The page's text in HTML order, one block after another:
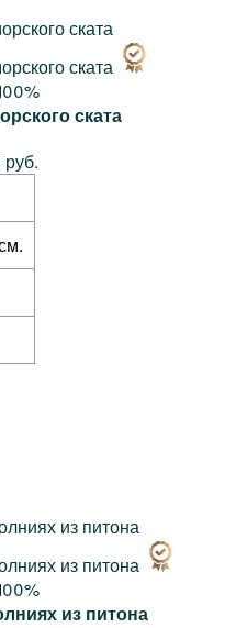
ската
из питона